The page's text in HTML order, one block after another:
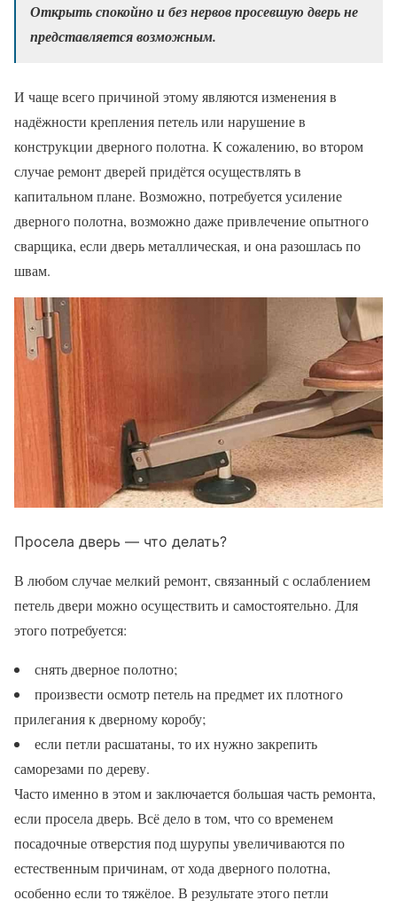
Открыть спокойно и без нервов просевшую дверь не
представляется возможным.
И чаще всего причиной этому являются изменения в
надёжности крепления петель или нарушение в
конструкции дверного полотна. К сожалению, во втором
случае ремонт дверей придётся осуществлять в
капитальном плане. Возможно, потребуется усиление
дверного полотна, возможно даже привлечение опытного
сварщика, если дверь металлическая, и она разошлась по
швам.
Просела дверь — что делать?
В любом случае мелкий ремонт, связанный с ослаблением
петель двери можно осуществить и самостоятельно. Для
этого потребуется:
снять дверное полотно;
произвести осмотр петель на предмет их плотного
прилегания к дверному коробу;
если петли расшатаны, то их нужно закрепить
саморезами по дереву.
Часто именно в этом и заключается большая часть ремонта,
если просела дверь. Всё дело в том, что со временем
посадочные отверстия под шурупы увеличиваются по
естественным причинам, от хода дверного полотна,
особенно если то тяжёлое. В результате этого петли